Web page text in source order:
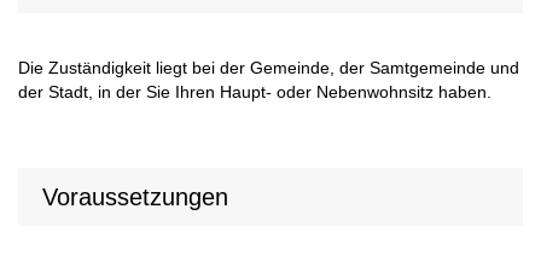
Die Zuständigkeit liegt bei der Gemeinde, der Samtgemeinde und
der Stadt, in der Sie Ihren Haupt- oder Nebenwohnsitz haben.
Voraussetzungen